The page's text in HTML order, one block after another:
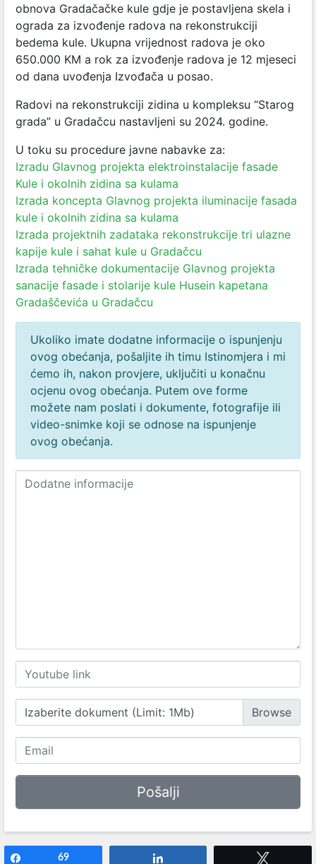
obnova Gradačačke kule gdje je postavljena skela i
ograda za izvođenje radova na rekonstrukciji
bedema kule. Ukupna vrijednost radova je oko
650.000 KM a rok za izvođenje radova je 12 mjeseci
od dana uvođenja Izvođača u posao.
Radovi na rekonstrukciji zidina u kompleksu “Starog
grada” u Gradačcu nastavljeni su 2024. godine.
U toku su procedure javne nabavke za:
Izradu Glavnog projekta elektroinstalacije fasade
Kule i okolnih zidina sa kulama
Izrada koncepta Glavnog projekta iluminacije fasada
kule i okolnih zidina sa kulama
Izrada projektnih zadataka rekonstrukcije tri ulazne
kapije kule i sahat kule u Gradačcu
Izrada tehničke dokumentacije Glavnog projekta
sanacije fasade i stolarije kule Husein kapetana
Gradaščevića u Gradačcu
Ukoliko imate dodatne informacije o ispunjenju
ovog obećanja, pošaljite ih timu Istinomjera i mi
ćemo ih, nakon provjere, uključiti u konačnu
ocjenu ovog obećanja. Putem ove forme
možete nam poslati i dokumente, fotografije ili
video-snimke koji se odnose na ispunjenje
ovog obećanja.
Izaberite dokument (Limit: 1Mb)
69